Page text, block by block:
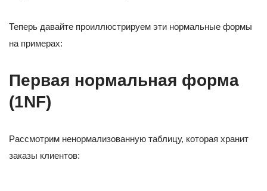
Теперь давайте проиллюстрируем эти нормальные формы
на примерах:
Первая нормальная форма
(1NF)
Рассмотрим ненормализованную таблицу, которая хранит
заказы клиентов: